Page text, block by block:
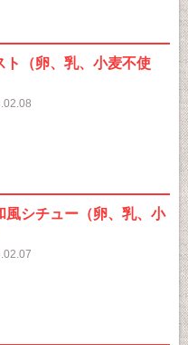
ト（卵、乳、小麦不使
風シチュー（卵、乳、小